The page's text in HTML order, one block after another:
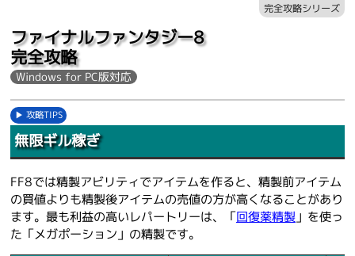
ファイナルファンタジー8
完全攻略
Windows for PC版対応
完全攻略シリーズ
攻略TIPS
無限ギル稼ぎ
FF8では精製アビリティでアイテムを作ると、精製前アイテム
の買値よりも精製後アイテムの売値の方が高くなることがあり
ます。最も利益の高いレパートリーは、「回復薬精製 」を使っ
た「メガポーション」の精製です。